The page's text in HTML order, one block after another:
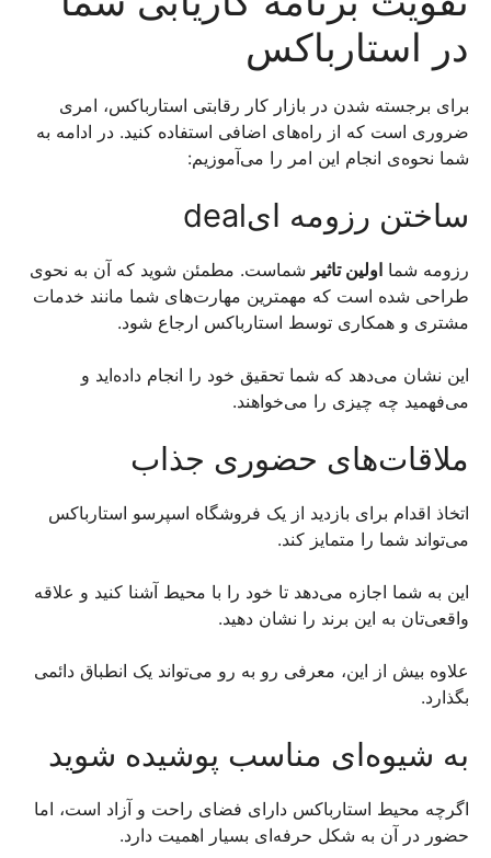
در استارباکس
برای برجسته شدن در بازار کار رقابتی استارباکس، امری
ضروری است که از راه‌های اضافی استفاده کنید. در ادامه به
شما نحوه‌ی انجام این امر را می‌آموزیم:
ساختن رزومه ایdeal
رزومه شما اولین تاثیر شماست. مطمئن شوید که آن به نحوی
طراحی شده است که مهمترین مهارت‌های شما مانند خدمات
مشتری و همکاری توسط استارباکس ارجاع شود.
این نشان می‌دهد که شما تحقیق خود را انجام داده‌اید و
می‌فهمید چه چیزی را می‌خواهند.
ملاقات‌های حضوری جذاب
اتخاذ اقدام برای بازدید از یک فروشگاه اسپرسو استارباکس
می‌تواند شما را متمایز کند.
این به شما اجازه می‌دهد تا خود را با محیط آشنا کنید و علاقه
واقعی‌تان به این برند را نشان دهید.
علاوه بیش از این، معرفی رو به رو می‌تواند یک انطباق دائمی
بگذارد.
به شیوه‌ای مناسب پوشیده شوید
اگرچه محیط استارباکس دارای فضای راحت و آزاد است، اما
حضور در آن به شکل حرفه‌ای بسیار اهمیت دارد.